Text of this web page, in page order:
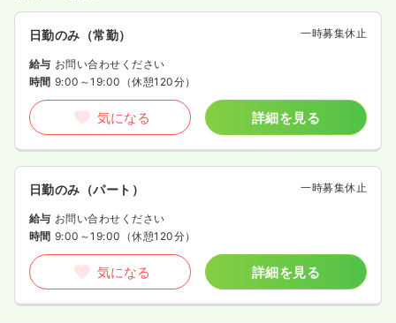
日勤のみ（常勤） 一時募集休止
給与 お問い合わせください
時間 9:00～19:00 （休憩120分）
気になる 詳細を見る
日勤のみ（パート） 一時募集休止
給与 お問い合わせください
時間 9:00～19:00 （休憩120分）
気になる 詳細を見る